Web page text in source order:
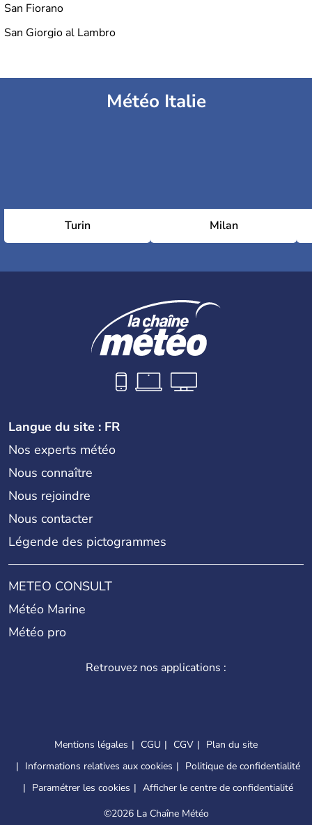
San Fiorano
San Giorgio al Lambro
Météo Italie
Turin Milan
Langue du site : FR
Nos experts météo
Nous connaître
Nous rejoindre
Nous contacter
Légende des pictogrammes
METEO CONSULT
Météo Marine
Météo pro
Retrouvez nos applications :
Mentions légales CGU CGV
Plan du site
Informations relatives aux cookies
Politique de confidentialité
Paramétrer les cookies
Afficher le centre de confidentialité
©2026 La Chaîne Météo